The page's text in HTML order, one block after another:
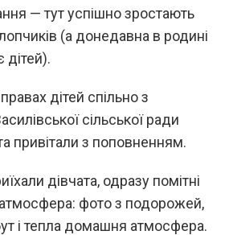
— тут успішно зростають
(а донедавна в родині
дітей).
дітей спільно з
сільської ради
привітали з поповненням.
дівчата, одразу помітні
фото з подорожей,
і тепла домашня атмосфера.